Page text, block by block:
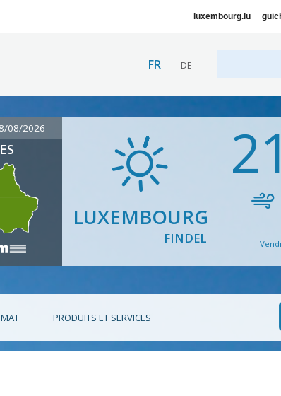
luxembourg.lu
FR DE
08/2026
LUXEMBOURG
FINDEL
21
PRODUITS ET SERVICES